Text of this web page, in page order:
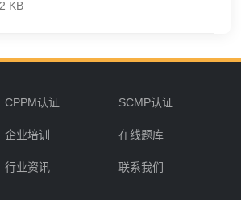
KB
CPPM认证 SCMP认证
企业培训 在线题库
行业资讯 联系我们